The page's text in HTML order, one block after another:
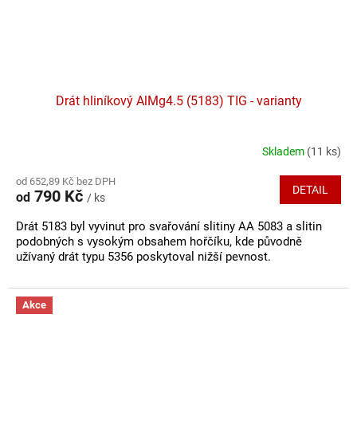
Drát hliníkový AlMg4.5 (5183) TIG - varianty
produktu
je
z
5
hvězdiček.
Skladem (11 ks)
od 652,89 Kč bez DPH
od 790 Kč / ks
DETAIL
Drát 5183 byl vyvinut pro svařování slitiny AA 5083 a slitin
podobných s vysokým obsahem hořčíku, kde původně
užívaný drát typu 5356 poskytoval nižší pevnost.
Akce